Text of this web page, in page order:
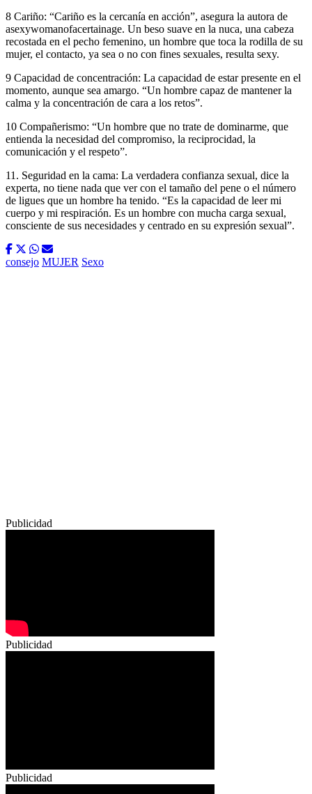
8 Cariño: “Cariño es la cercanía en acción”, asegura la autora de
asexywomanofacertainage. Un beso suave en la nuca, una cabeza
recostada en el pecho femenino, un hombre que toca la rodilla de su
mujer, el contacto, ya sea o no con fines sexuales, resulta sexy.
9 Capacidad de concentración: La capacidad de estar presente en el
momento, aunque sea amargo. “Un hombre capaz de mantener la
calma y la concentración de cara a los retos”.
10 Compañerismo: “Un hombre que no trate de dominarme, que
entienda la necesidad del compromiso, la reciprocidad, la
comunicación y el respeto”.
11. Seguridad en la cama: La verdadera confianza sexual, dice la
experta, no tiene nada que ver con el tamaño del pene o el número
de ligues que un hombre ha tenido. “Es la capacidad de leer mi
cuerpo y mi respiración. Es un hombre con mucha carga sexual,
consciente de sus necesidades y centrado en su expresión sexual”.
consejo MUJER Sexo
Publicidad
Publicidad
Publicidad